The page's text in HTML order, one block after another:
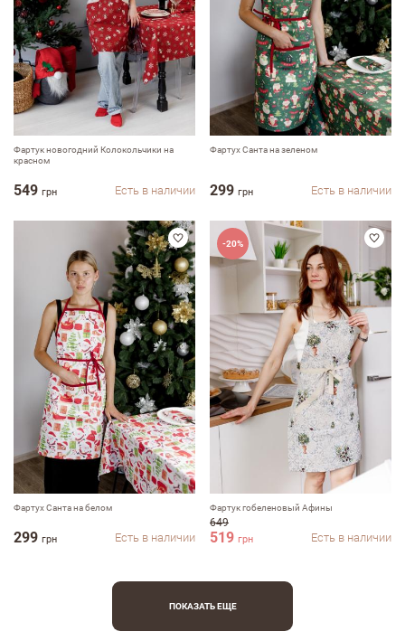
Фартук новогодний Колокольчики на
красном
549 грн Есть в наличии
Фартух Санта на зеленом
299 грн Есть в наличии
Фартух Санта на белом
299 грн Есть в наличии
-20%
Фартук гобеленовый Афины
649
519 грн Есть в наличии
ПОКАЗАТЬ ЕЩЕ